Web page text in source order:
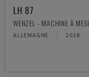
LH 87
WENZEL - MACHINE À
ALLEMAGNE 2018